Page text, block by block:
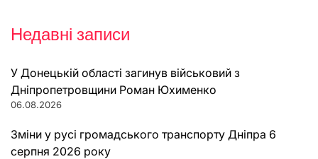
Недавні записи
У Донецькій області загинув військовий з
Дніпропетровщини Роман Юхименко
06.08.2026
Зміни у русі громадського транспорту Дніпра 6
серпня 2026 року